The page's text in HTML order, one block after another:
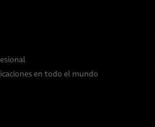
en todo el mundo